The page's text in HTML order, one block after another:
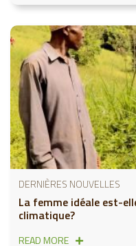
DERNIÈRES NOUVELLES
La femme idéale est-
climatique?
READ MORE